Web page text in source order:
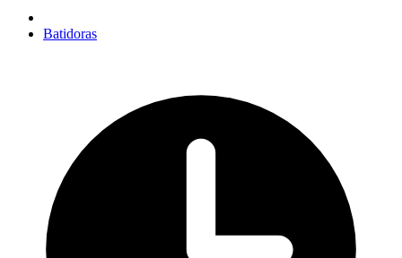
Batidoras